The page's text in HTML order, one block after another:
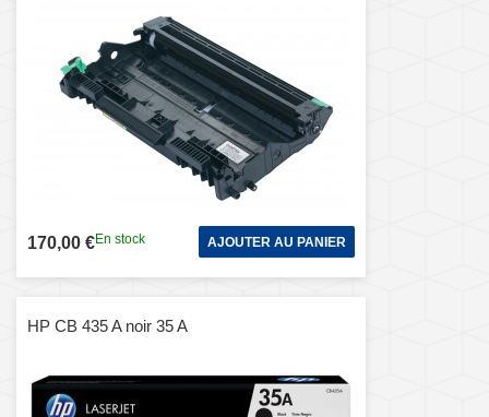
170,00 €En stock AJOUTER AU PANIER
HP CB 435 A noir 35 A